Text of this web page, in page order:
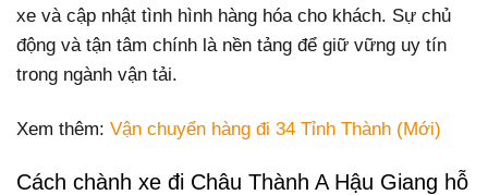
xe và cập nhật tình hình hàng hóa cho khách. Sự chủ
động và tận tâm chính là nền tảng để giữ vững uy tín
trong ngành vận tải.
Xem thêm: Vận chuyển hàng đi 34 Tỉnh Thành (Mới)
Cách chành xe đi Châu Thành A Hậu Giang hỗ